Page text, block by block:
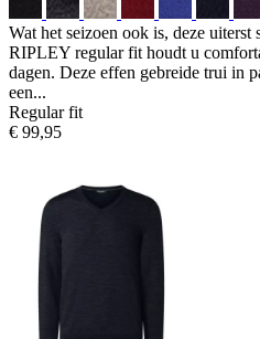
Wat het seizoen ook is, deze
RIPLEY regular fit houdt u
dagen. Deze effen gebreide trui in
een...
Regular fit
€ 99,95